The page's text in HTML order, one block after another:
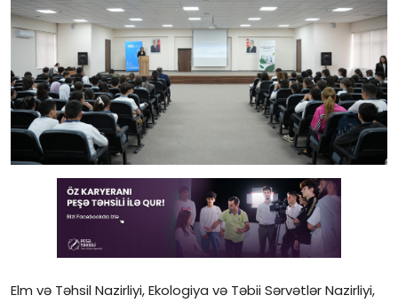
Gündəlik
Rəsmi
Təhsil
Müsahibə
Elm və innovasiya
Reportaj
Elm və Təhsil Nazirliyi, Ekologiya və Təbii Sərvətlər Nazirliyi,